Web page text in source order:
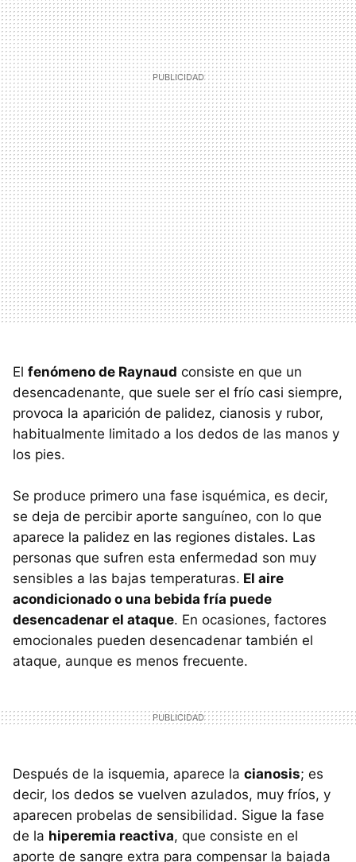
El fenómeno de Raynaud consiste en que un
desencadenante, que suele ser el frío casi siempre,
provoca la aparición de palidez, cianosis y rubor,
habitualmente limitado a los dedos de las manos y
los pies.
Se produce primero una fase isquémica, es decir,
se deja de percibir aporte sanguíneo, con lo que
aparece la palidez en las regiones distales. Las
personas que sufren esta enfermedad son muy
sensibles a las bajas temperaturas. El aire
acondicionado o una bebida fría puede
desencadenar el ataque. En ocasiones, factores
emocionales pueden desencadenar también el
ataque, aunque es menos frecuente.
Después de la isquemia, aparece la cianosis; es
decir, los dedos se vuelven azulados, muy fríos, y
aparecen probelas de sensibilidad. Sigue la fase
de la hiperemia reactiva, que consiste en el
aporte de sangre extra para compensar la bajada